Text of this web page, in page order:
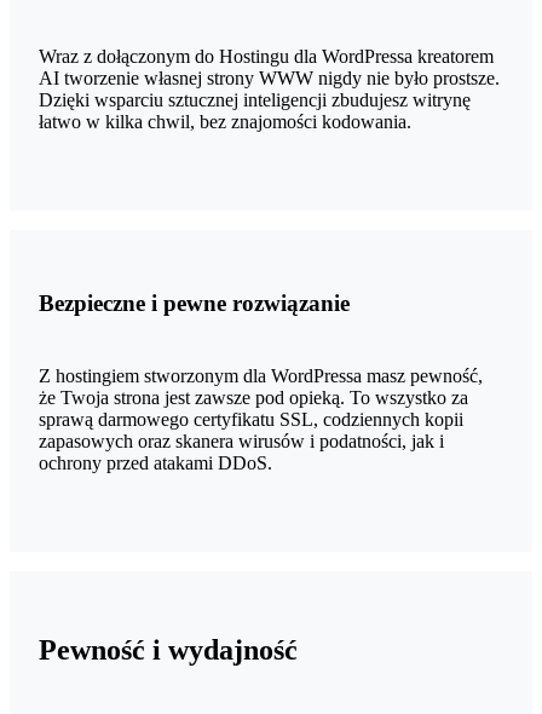
Wraz z dołączonym do Hostingu dla WordPressa kreatorem
AI tworzenie własnej strony WWW nigdy nie było prostsze.
Dzięki wsparciu sztucznej inteligencji zbudujesz witrynę
łatwo w kilka chwil, bez znajomości kodowania.
Bezpieczne i pewne rozwiązanie
Z hostingiem stworzonym dla WordPressa masz pewność,
że Twoja strona jest zawsze pod opieką. To wszystko za
sprawą darmowego certyfikatu SSL, codziennych kopii
zapasowych oraz skanera wirusów i podatności, jak i
ochrony przed atakami DDoS.
Pewność i wydajność